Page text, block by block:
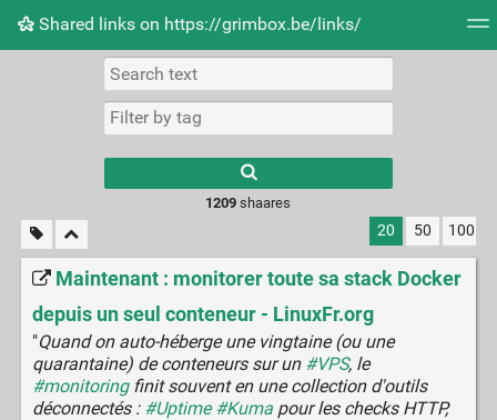
Shared links on https://grimbox.be/links/
Picture wall
1209 shaares
20 50 100
Maintenant : monitorer toute sa stack Docker
depuis un seul conteneur - LinuxFr.org
"Quand on auto-héberge une vingtaine (ou une
quarantaine) de conteneurs sur un #VPS, le
#monitoringfinit souvent en une collection d'outils
déconnectés : #Uptime #Kumapour les checks HTTP,